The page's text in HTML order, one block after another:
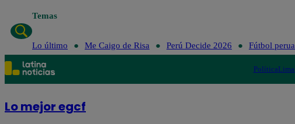
Temas
Lo último Me Caigo de Risa Perú Decide 2026 Fútbol
PolíticaLima
Lo mejor egcf